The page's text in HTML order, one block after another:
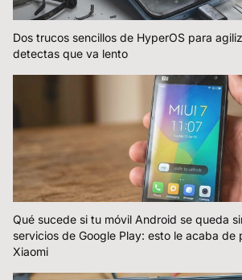
Dos trucos sencillos de HyperOS para
detectas que va lento
Qué sucede si tu móvil Android se queda
servicios de Google Play: esto le acaba de
Xiaomi